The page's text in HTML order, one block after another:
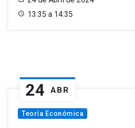
13:35 a 14:35
24 ABR
Teoría Económica